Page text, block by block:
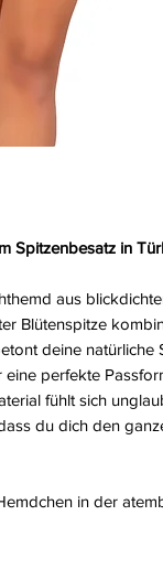
Spitzenbesatz in
aus
Blütenspitze
deine natürliche
perfekte
fühlt sich
du dich den
in der